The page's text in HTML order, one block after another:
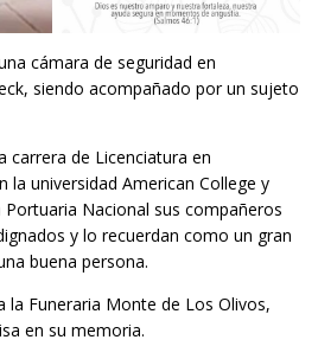
cámara de seguridad en
siendo acompañado por un sujeto
carrera de Licenciatura en
la universidad American College y
Nacional sus compañeros
y lo recuerdan como un gran
buena persona.
la Funeraria Monte de Los Olivos,
en su memoria.